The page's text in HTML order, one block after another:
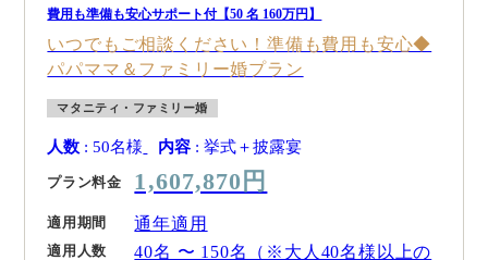
費用も準備も安心サポート付【50 名 160万円】
いつでもご相談ください！準備も費用も安心◆
パパママ＆ファミリー婚プラン
マタニティ・ファミリー婚
人数 : 50名様 内容 : 挙式＋披露宴
プラン料金 1,607,870円
適用期間 通年適用
適用人数
40名 〜 150名（※大人40名様以上の